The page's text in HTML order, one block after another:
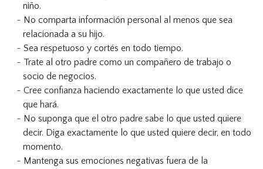
niño.
No comparta información personal al menos que sea
relacionada a su hijo.
Sea respetuoso y cortés en todo tiempo.
Trate al otro padre como un compañero de trabajo o
socio de negocios.
Cree confianza haciendo exactamente lo que usted dice
que hará.
No suponga que el otro padre sabe lo que usted quiere
decir. Diga exactamente lo que usted quiere decir, en todo
momento.
Mantenga sus emociones negativas fuera de la